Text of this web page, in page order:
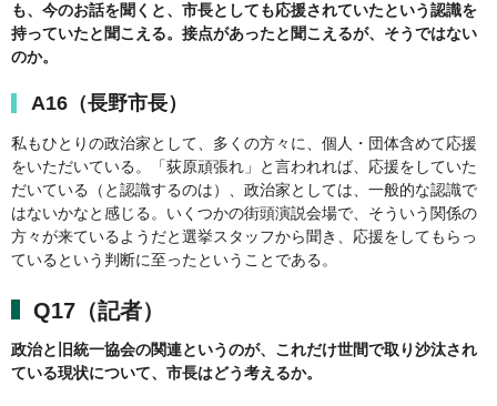
も、今のお話を聞くと、市長としても応援されていたという認識を
持っていたと聞こえる。接点があったと聞こえるが、そうではない
のか。
A16（長野市長）
私もひとりの政治家として、多くの方々に、個人・団体含めて応援
をいただいている。「荻原頑張れ」と言われれば、応援をしていた
だいている（と認識するのは）、政治家としては、一般的な認識で
はないかなと感じる。いくつかの街頭演説会場で、そういう関係の
方々が来ているようだと選挙スタッフから聞き、応援をしてもらっ
ているという判断に至ったということである。
Q17（記者）
政治と旧統一協会の関連というのが、これだけ世間で取り沙汰され
ている現状について、市長はどう考えるか。